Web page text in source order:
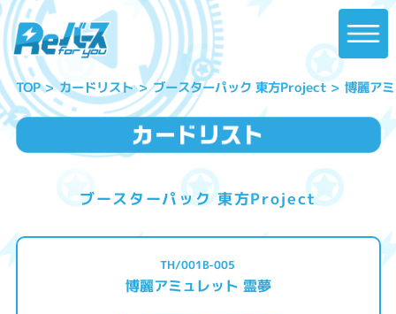
TOP カードリスト ブースターパック 東方Project 博麗ア
ブースターパック 東方Project
TH/001B-005
博麗アミュレット 霊夢